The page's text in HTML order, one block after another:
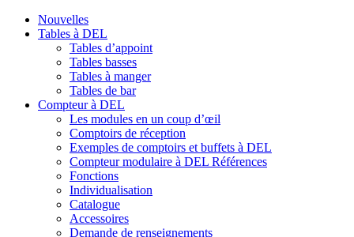
Nouvelles
Tables à DEL
Tables d’appoint
Tables basses
Tables à manger
Tables de bar
Compteur à DEL
Les modules en un coup d’œil
Comptoirs de réception
Exemples de comptoirs et buffets à DEL
Compteur modulaire à DEL Références
Fonctions
Individualisation
Catalogue
Accessoires
Demande de renseignements